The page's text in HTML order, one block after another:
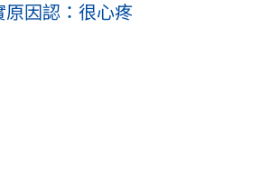
因認：很心疼